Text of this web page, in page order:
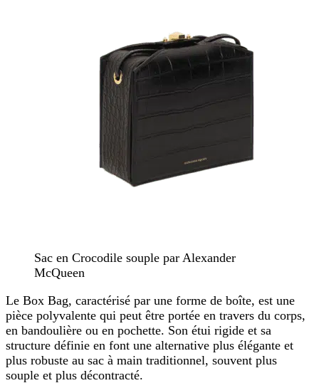
Sac en Crocodile souple par Alexander
McQueen
Le Box Bag, caractérisé par une forme de boîte, est une
pièce polyvalente qui peut être portée en travers du corps,
en bandoulière ou en pochette. Son étui rigide et sa
structure définie en font une alternative plus élégante et
plus robuste au sac à main traditionnel, souvent plus
souple et plus décontracté.